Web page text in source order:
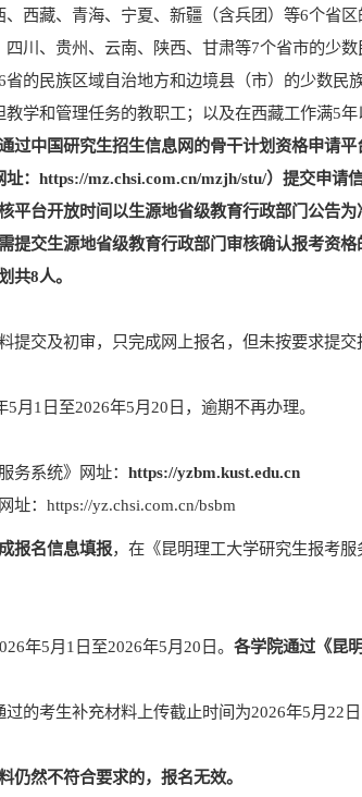
、西藏、青海、宁夏、新疆（含兵团）等6个省区
四川、贵州、云南、陕西、甘肃等7个省市的少
省的民族区域自治地方和边境县（市）的少数民族
学和管理任务的教职工； 以及在西藏工作满5年
过中国研究生招生信息网的骨干计划资格申请平
： https://mz.chsi.com.cn/mzjh/stu/）提交申请
平台开放时间以生源地省级教育行政部门公告
提交生源地省级教育行政部门审核确认报考资格
共8人。
提交及初审，只完成网上报名，但未按要求提交
5月 1 日至2026年5月 20 日，逾期不再办理。
务系统》网址：https://yzbm.kust.edu.cn
网址：https://yz.chsi.com.cn/bsbm
报名信息填报，在 《昆明理工大学研究生报考服
6年5月 1 日至2026年5月 20 日。各学院通过 《昆
过的考生补充材料 上传截止时间为2026年5月 22 日
仍然不符合要求的，报名无效。